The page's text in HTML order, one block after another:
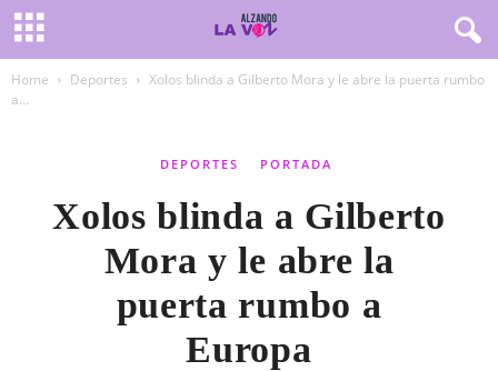
Home Deportes
Xolos blinda a Gilberto Mora y le abre la puerta rumbo
a...
DEPORTES PORTADA
Xolos blinda a Gilberto
Mora y le abre la
puerta rumbo a
Europa